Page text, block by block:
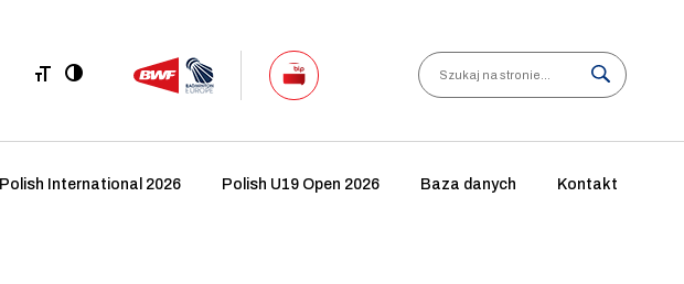
Search
Polish International 2026 Polish U19 Open 2026 Baza danych Kontakt